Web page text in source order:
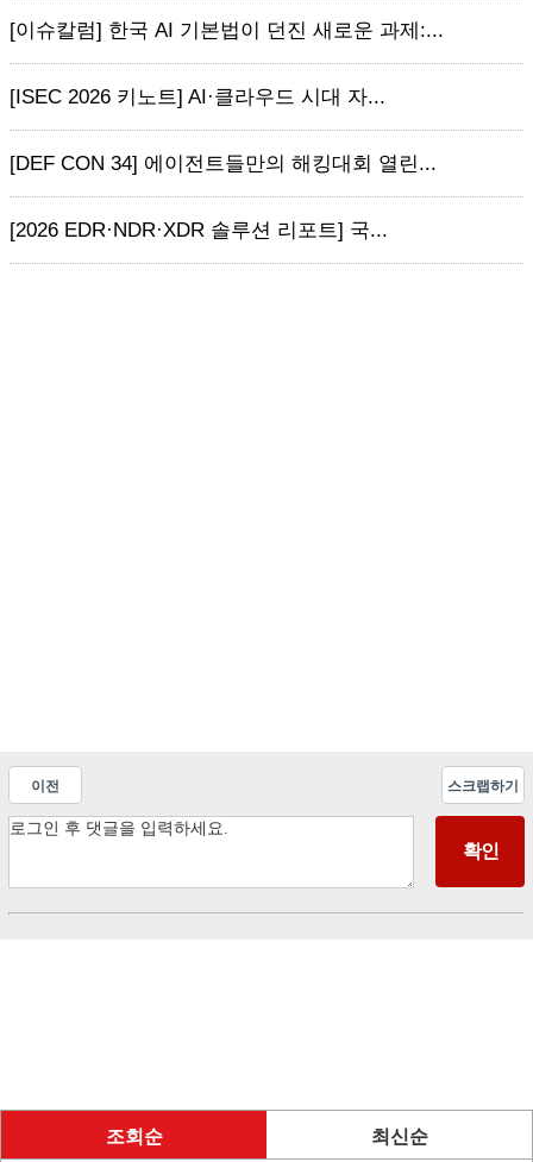
[이슈칼럼] 한국 AI 기본법이 던진 새로운 과제:...
[ISEC 2026 키노트] AI·클라우드 시대 자...
[DEF CON 34] 에이전트들만의 해킹대회 열린...
[2026 EDR·NDR·XDR 솔루션 리포트] 국...
이전 스크랩하기
조회순 최신순